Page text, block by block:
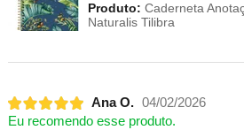
Produto: Caderneta
Naturalis Tilibra
Ana O. 04/02/2026
Eu recomendo esse produto.